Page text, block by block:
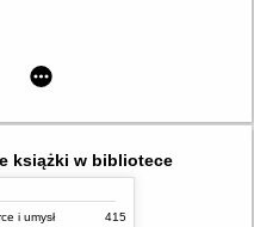
: elastyczność ciała,
książki w bibliotece
i umysł
415